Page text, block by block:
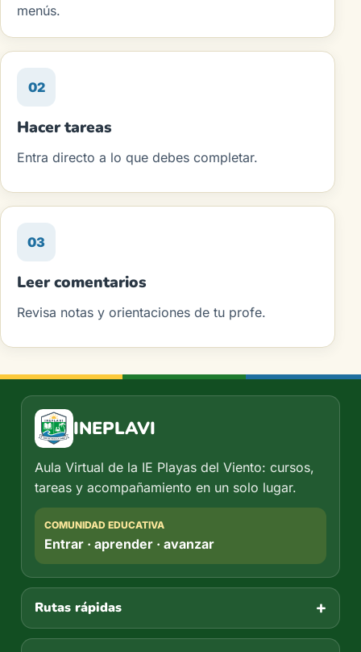
menús.
02
Hacer tareas
Entra directo a lo que debes completar.
03
Leer comentarios
Revisa notas y orientaciones de tu profe.
INEPLAVI
Aula Virtual de la IE Playas del Viento: cursos,
tareas y acompañamiento en un solo lugar.
COMUNIDAD EDUCATIVA
Entrar · aprender · avanzar
Rutas rápidas